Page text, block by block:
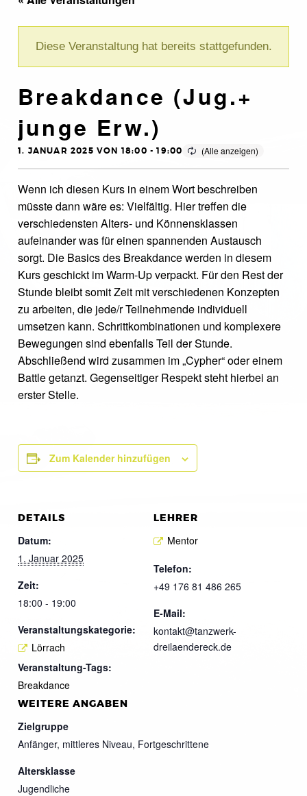
Diese Veranstaltung hat bereits stattgefunden.
Breakdance (Jug.+
junge Erw.)
1. JANUAR 2025 VON 18:00 -19:00
Wenn ich diesen Kurs in einem Wort beschreiben
müsste dann wäre es: Vielfältig. Hier treffen die
verschiedensten Alters- und Könnensklassen
aufeinander was für einen spannenden Austausch
sorgt. Die Basics des Breakdance werden in diesem
Kurs geschickt im Warm-Up verpackt. Für den Rest der
Stunde bleibt somit Zeit mit verschiedenen Konzepten
zu arbeiten, die jede/r Teilnehmende individuell
umsetzen kann. Schrittkombinationen und komplexere
Bewegungen sind ebenfalls Teil der Stunde.
Abschließend wird zusammen im „Cypher“ oder einem
Battle getanzt. Gegenseitiger Respekt steht hierbei an
erster Stelle.
Zum Kalender hinzufügen
DETAILS
Datum:
1. Januar 2025
Zeit:
18:00 - 19:00
Veranstaltungskategorie:
Lörrach
Veranstaltung-Tags:
Breakdance
LEHRER
Mentor
Telefon:
+49 176 81 486 265
E-Mail:
kontakt@tanzwerk-
dreilaendereck.de
WEITERE ANGABEN
Zielgruppe
Anfänger, mittleres Niveau, Fortgeschrittene
Altersklasse
Jugendliche